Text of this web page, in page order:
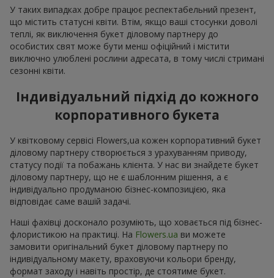
У таких випадках добре працює респектабельний презент,
що містить статусні квіти. Втім, якщо ваші стосунки доволі
теплі, як виключення букет діловому партнеру до
особистих свят може бути менш офіційний і містити
виключно улюблені рослини адресата, в тому числі стримані
сезонні квіти.
Індивідуальний підхід до кожного
корпоративного букета
У квітковому сервісі Flowers,ua кожен корпоративний букет
діловому партнеру створюється з урахуванням приводу,
статусу події та побажань клієнта. У нас ви знайдете букет
діловому партнеру, що не є шаблонним рішення, а є
індивідуально продуманою бізнес-композицією, яка
відповідає саме вашій задачі.
Наші фахівці досконало розуміють, що ховається під бізнес-
флористикою на практиці. На Flowers.ua ви можете
замовити оригінальний букет діловому партнеру по
індивідуальному макету, враховуючи кольори бренду,
формат заходу і навіть простір, де стоятиме букет.